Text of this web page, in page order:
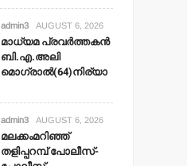
admin3 AUGUST 6, 2026
മാധ്യമ പ്രവര്‍ത്തകന്‍
ബി.എ.അലി
മൊഗ്രാല്‍(64)നിര്യാ
admin3 AUGUST 6, 2026
മലക്കംമറിഞ്ഞ്
തളിപ്പറമ്പ് പോലീസ്-